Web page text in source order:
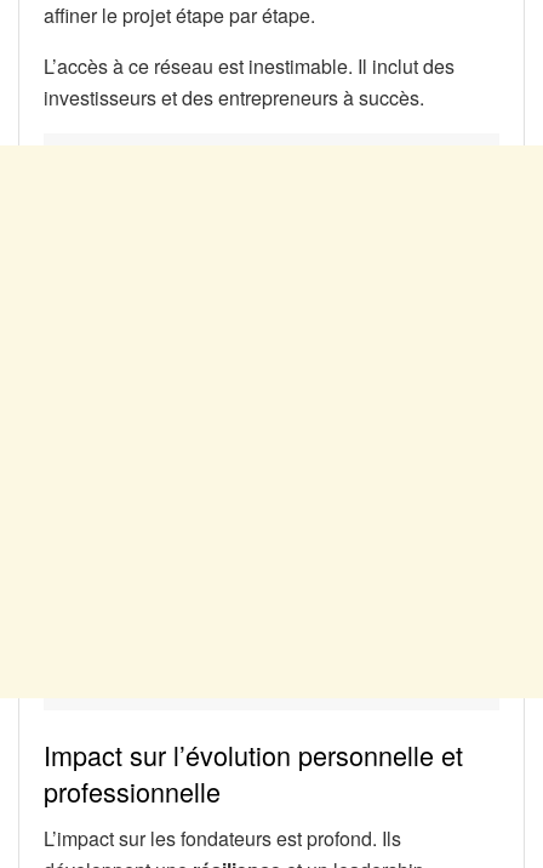
affiner le projet étape par étape.
L’accès à ce réseau est inestimable. Il inclut des
investisseurs et des entrepreneurs à succès.
Impact sur l’évolution personnelle et
professionnelle
L’impact sur les fondateurs est profond. Ils